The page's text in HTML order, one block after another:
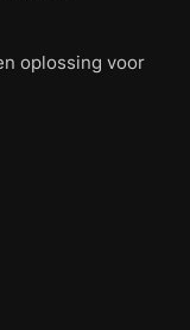
oplossing voor